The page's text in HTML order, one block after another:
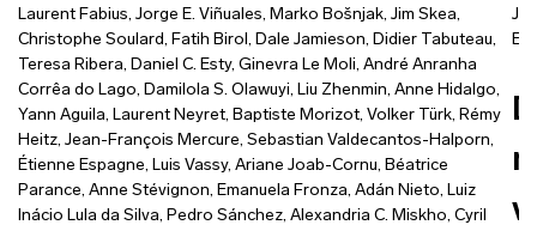
Laurent Fabius, Jorge E. Viñuales, Marko Bošnjak, Jim Skea,
Christophe Soulard, Fatih Birol, Dale Jamieson, Didier Tabuteau,
Teresa Ribera, Daniel C. Esty, Ginevra Le Moli, André Anranha
Corrêa do Lago, Damilola S. Olawuyi, Liu Zhenmin, Anne Hidalgo,
Yann Aguila, Laurent Neyret, Baptiste Morizot, Volker Türk, Rémy
Heitz, Jean-François Mercure, Sebastian Valdecantos-Halporn,
Étienne Espagne, Luis Vassy, Ariane Joab-Cornu, Béatrice
Parance, Anne Stévignon, Emanuela Fronza, Adán Nieto, Luiz
Inácio Lula da Silva, Pedro Sánchez, Alexandria C. Miskho, Cyril